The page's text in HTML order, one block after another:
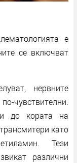
е
се включват
нервните
до кората на
като
Тези
различни